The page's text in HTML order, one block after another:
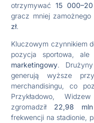
otrzymywać 15
gracz mniej
zł.
Kluczowym czynnikiem
pozycja sportowa,
marketingowy.
generują wyższe
merchandisingu, co
Przykładowo,
zgromadził 22,98
frekwencji na stadionie,